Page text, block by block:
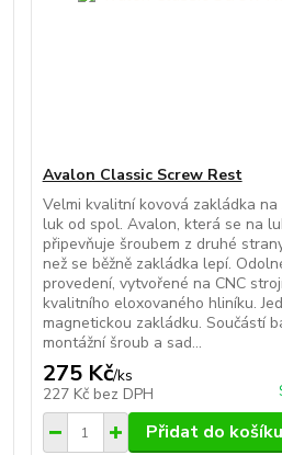
Avalon Classic Screw Rest
Velmi kvalitní kovová zakládka
luk od spol. Avalon, která se na
připevňuje šroubem z druhé
než se běžně zakládka lepí.
provedení, vytvořené na CNC
kvalitního eloxovaného hliníku.
magnetickou zakládku. Součástí
montážní šroub a sad...
275 Kč/ks
227 Kč bez DPH
Přidat do košíku